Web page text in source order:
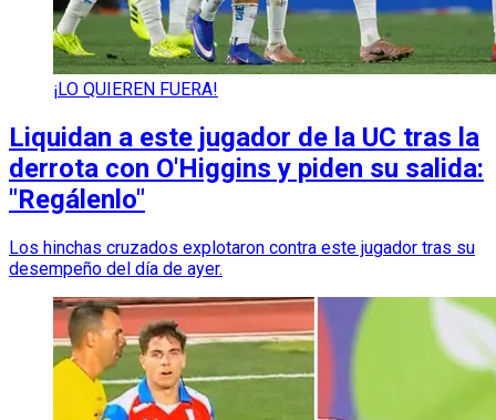
¡LO QUIEREN FUERA!
Liquidan a este jugador de la UC tras la
derrota con O'Higgins y piden su salida:
"Regálenlo"
Los hinchas cruzados explotaron contra este jugador tras su
desempeño del día de ayer.